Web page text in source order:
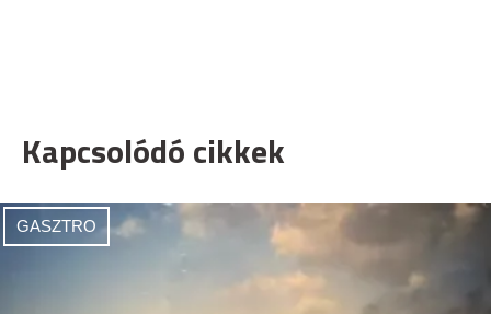
Kapcsolódó cikkek
GASZTRO